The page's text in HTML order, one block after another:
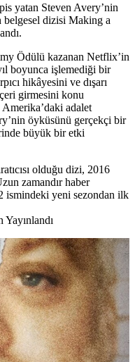
yatan Steven Avery’nin
belgesel dizisi Making a
Ödülü kazanan Netflix’in
boyunca işlemediği bir
hikâyesini ve dışarı
girmesini konu
adalet
öyküsünü gerçekçi bir
büyük bir etki
olduğu dizi, 2016
zamandır haber
ismindeki yeni sezondan ilk